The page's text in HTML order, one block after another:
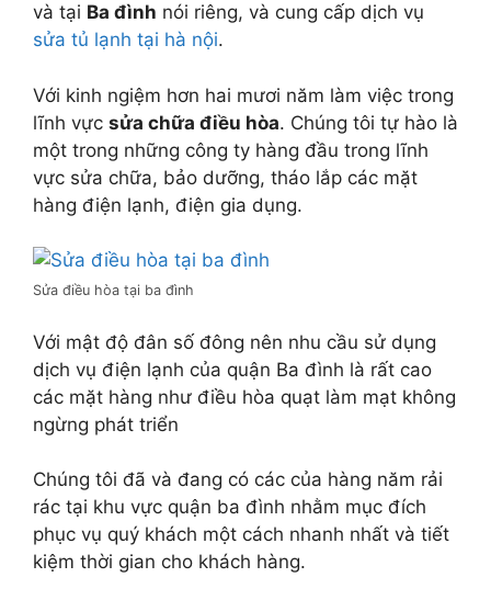
và tại Ba đình nói riêng, và cung cấp dịch vụ
sửa tủ lạnh tại hà nội.
Với kinh ngiệm hơn hai mươi năm làm việc trong
lĩnh vực sửa chữa điều hòa. Chúng tôi tự hào là
một trong những công ty hàng đầu trong lĩnh
vực sửa chữa, bảo dưỡng, tháo lắp các mặt
hàng điện lạnh, điện gia dụng.
Sửa điều hòa tại ba đình
Với mật độ đân số đông nên nhu cầu sử dụng
dịch vụ điện lạnh của quận Ba đình là rất cao
các mặt hàng như điều hòa quạt làm mạt không
ngừng phát triển
Chúng tôi đã và đang có các của hàng năm rải
rác tại khu vực quận ba đình nhằm mục đích
phục vụ quý khách một cách nhanh nhất và tiết
kiệm thời gian cho khách hàng.